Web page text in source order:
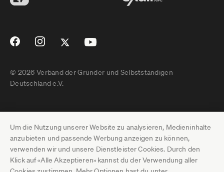
Um die Nutzung unserer Website zu analysieren, Medieninhalte
anzubieten und passende Werbung anzeigen zu können,
verwenden wir und unsere Dienstleister Cookies. Durch den
Klick auf «Alle Akzeptieren» kannst du der Verwendung aller
© 2026 Verband der Gründer und Selbstständigen
Deutschland e.V.
Impressum
Datenschutz
Pressebereich